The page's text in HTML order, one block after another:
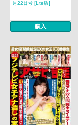
月22日号 [Lite版]
購入